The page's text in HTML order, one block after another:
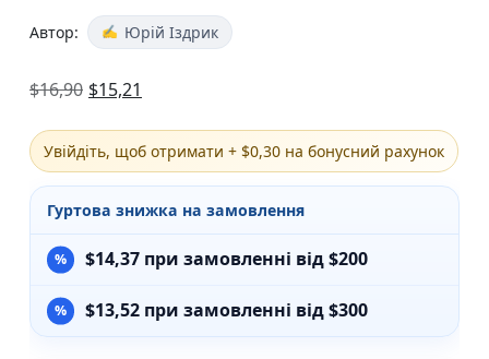
Автор: Юрій Іздрик
$16,90 $15,21
Увійдіть, щоб отримати + $0,30 на бонусний рахунок
Гуртова знижка на замовлення
$14,37 при замовленні від $200
$13,52 при замовленні від $300